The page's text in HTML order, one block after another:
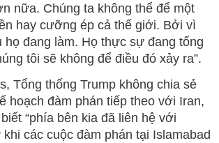
nữa. Chúng ta không thể để một
hay cưỡng ép cả thế giới. Bởi vì
họ đang làm. Họ thực sự đang tống
tôi sẽ không để điều đó xảy ra”.
Tổng thống Trump không chia sẻ
hoạch đàm phán tiếp theo với Iran,
“phía bên kia đã liên hệ với
khi các cuộc đàm phán tại Islamabad